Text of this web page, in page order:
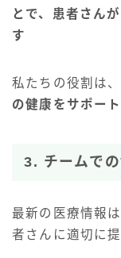
とで、患者さん
す
私たちの役割は、
の健康をサポー
3. チームで
最新の医療情報
者さんに適切に